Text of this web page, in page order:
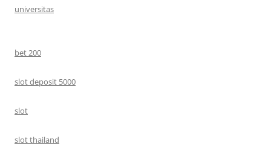
universitas
bet 200
slot deposit 5000
slot
slot thailand